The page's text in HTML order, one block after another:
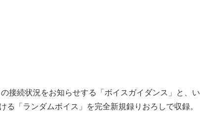
接続状況をお知らせする「ボイスガイダンス」と、い
る「ランダムボイス」を完全新規録りおろしで収録。